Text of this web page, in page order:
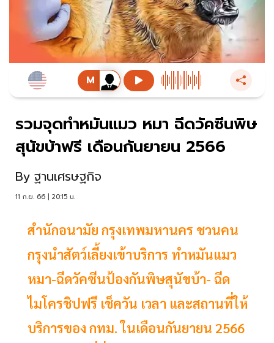
รวมจุดทำหมันแมว หมา ฉีดวัคซีนพิษ
สุนัขบ้าฟรี เดือนกันยายน 2566
By ฐานเศรษฐกิจ
11 ก.ย. 66 | 20:15 น.
สำนักอนามัย กรุงเทพมหานคร ชวนคน
กรุงนำสัตว์เลี้ยงเข้าบริการ ทำหมันแมว
หมา-ฉีดวัคซีนป้องกันพิษสุนัขบ้า- ฉีด
ไมโครชิปฟรี เช็ควัน เวลา และสถานที่ให้
บริการของ กทม. ในเดือนกันยายน 2566